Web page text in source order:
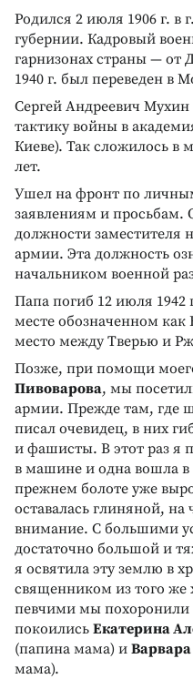
Родился 2 июля 1906 г. в
губернии. Кадровый
гарнизонах страны — от
1940 г. был переведен в
Сергей Андреевич Мухин
тактику войны в
Киеве). Так сложилось в
лет.
Ушел на фронт по
заявлениям и просьбам.
должности заместителя
армии. Эта должность
начальником военной
Папа погиб 12 июля 1942
месте обозначенном
место между Тверью и
Позже, при помощи
Пивоварова, мы
армии. Прежде там, где
писал очевидец, в них
и фашисты. В этот раз я
в машине и одна вошла
прежнем болоте уже
оставалась глиняной, на
внимание. С большими
достаточно большой и
я освятила эту землю в
священником из того же
певчими мы похоронили
покоились Екатерина
(папина мама) и
мама).